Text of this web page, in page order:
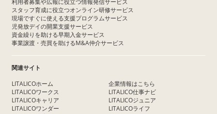
利用者募集や広報に役立つ情報発信サービス
スタッフ育成に役立つオンライン研修サービス
現場ですぐに使える支援プログラムサービス
児発放デイの開業支援サービス
資金繰りを助ける早期入金サービス
事業譲渡・売買を助けるM&A仲介サービス
関連サイト
LITALICOホーム
LITALICOワークス
LITALICOキャリア
LITALICOワンダー
企業情報はこちら
LITALICO仕事ナビ
LITALICOジュニア
LITALICOライフ